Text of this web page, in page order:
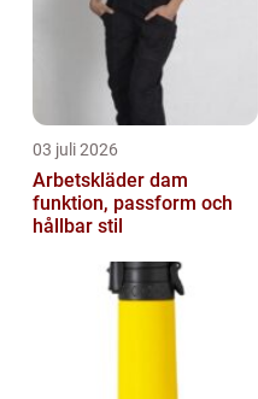
03 juli 2026
Arbetskläder dam
funktion, passform och
hållbar stil